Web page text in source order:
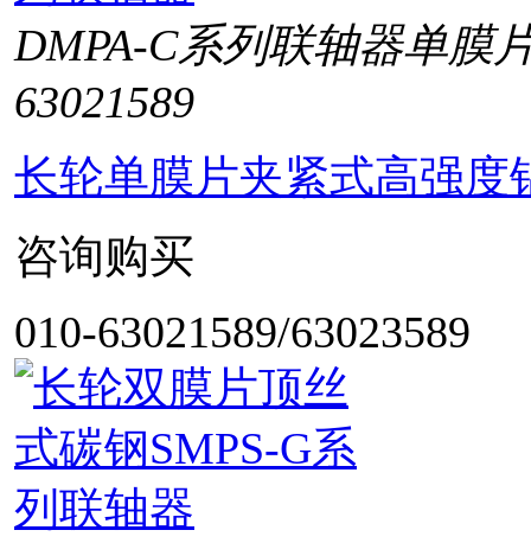
DMPA-C系列联轴器单膜
63021589
长轮单膜片夹紧式高强度
咨询购买
010-63021589/63023589